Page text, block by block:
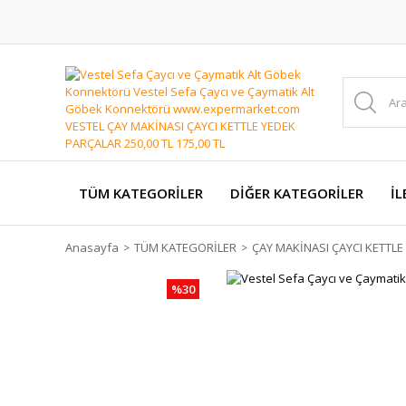
TÜM KATEGORİLER DİĞER KATEGORİLER
Anasayfa TÜM KATEGORİLER ÇAY MAKİNASI ÇAYCI
%30